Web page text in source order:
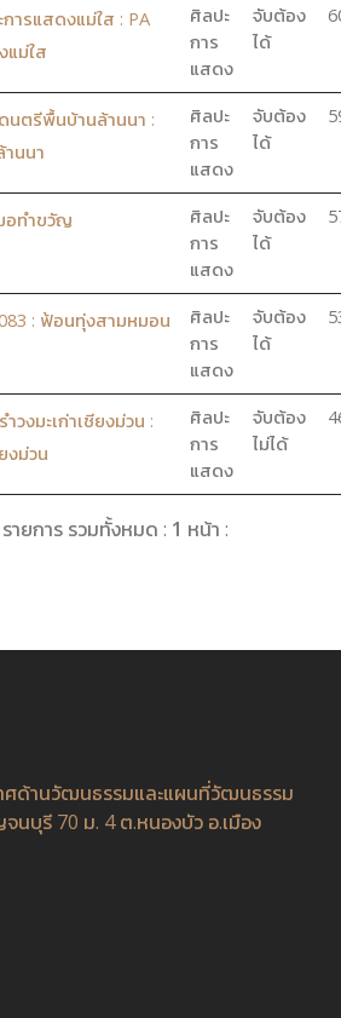
ารแสดงแม่ใส : PA
แม่ใส
ศิลปะ
การ
แสดง
จับต้อง
ได้
นตรีพื้นบ้านล้านนา :
นนา
ศิลปะ
การ
แสดง
จับต้อง
ได้
อทำขวัญ
ศิลปะ
การ
แสดง
จับต้อง
ได้
: ฟ้อนทุ่งสามหมอน
ศิลปะ
การ
แสดง
จับต้อง
ได้
วงมะเก่าเชียงม่วน :
งม่วน
ศิลปะ
การ
แสดง
จับต้อง
ไม่ได้
รายการ รวมทั้งหมด : 1 หน้า :
ด้านวัฒนธรรมและแผนที่วัฒนธรรม
นบุรี 70 ม. 4 ต.หนองบัว อ.เมือง